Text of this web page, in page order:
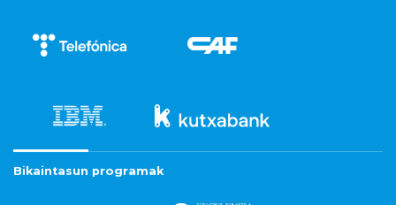
Bikaintasun programak